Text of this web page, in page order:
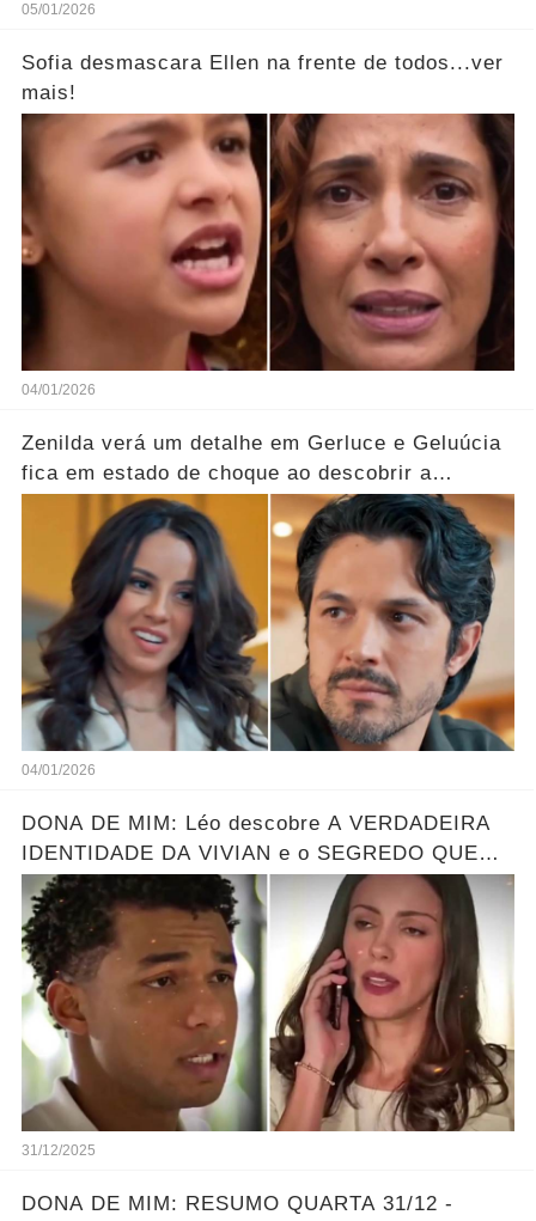
05/01/2026
Sofia desmascara Ellen na frente de todos...ver
mais!
04/01/2026
Zenilda verá um detalhe em Gerluce e Geluúcia
fica em estado de choque ao descobrir a
verdade oculta sobre sua mãe... Ver mais
04/01/2026
DONA DE MIM: Léo descobre A VERDADEIRA
IDENTIDADE DA VIVIAN e o SEGREDO QUE
ELA ESCONDE! Resumo hoje
31/12/2025
DONA DE MIM: RESUMO QUARTA 31/12 -